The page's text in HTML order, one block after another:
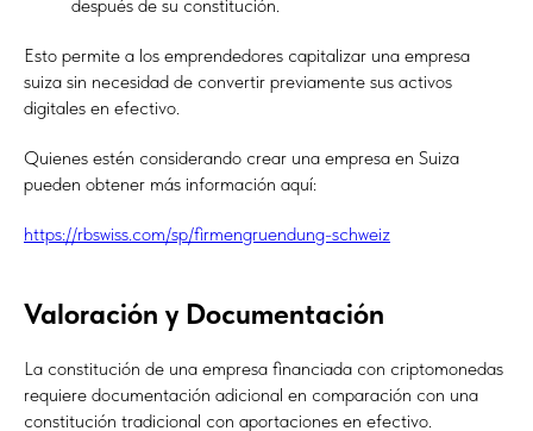
después de su constitución.
Esto permite a los emprendedores capitalizar una empresa
suiza sin necesidad de convertir previamente sus activos
digitales en efectivo.
Quienes estén considerando crear una empresa en Suiza
pueden obtener más información aquí:
https://rbswiss.com/sp/firmengruendung-schweiz
Valoración y Documentación
La constitución de una empresa financiada con criptomonedas
requiere documentación adicional en comparación con una
constitución tradicional con aportaciones en efectivo.